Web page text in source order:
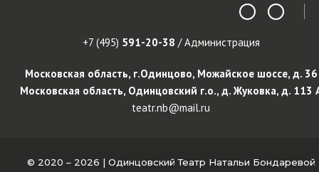
+7 (495) 591-20-38 / Администрация
Московская область, г.Одинцово, Можайское шоссе, д. 36
Московская область, Одинцовский г.о., д. Жуковка, д. 113
teatr.nb@mail.ru
© 2020 – 2026 | Одинцовский Театр Натальи Бондаревой